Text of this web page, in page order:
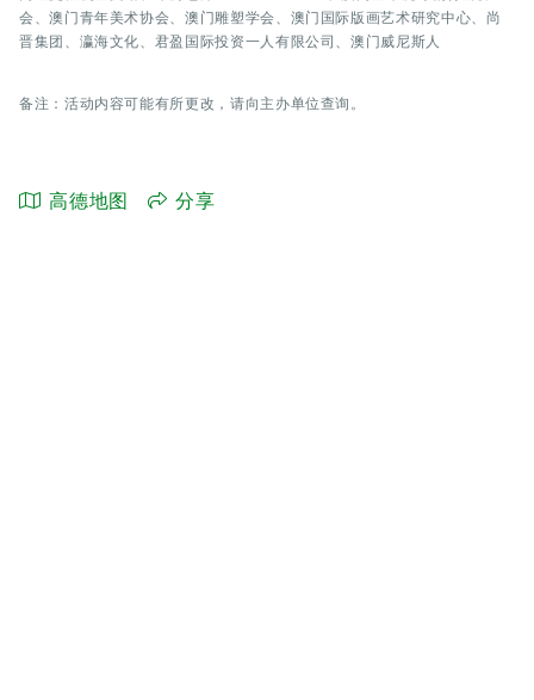
会、澳门青年美术协会、澳门雕塑学会、澳门国际版画艺术研究中心、尚
晋集团、瀛海文化、君盈国际投资一人有限公司、澳门威尼斯人
备注：活动内容可能有所更改，请向主办单位查询。
高德地图 分享